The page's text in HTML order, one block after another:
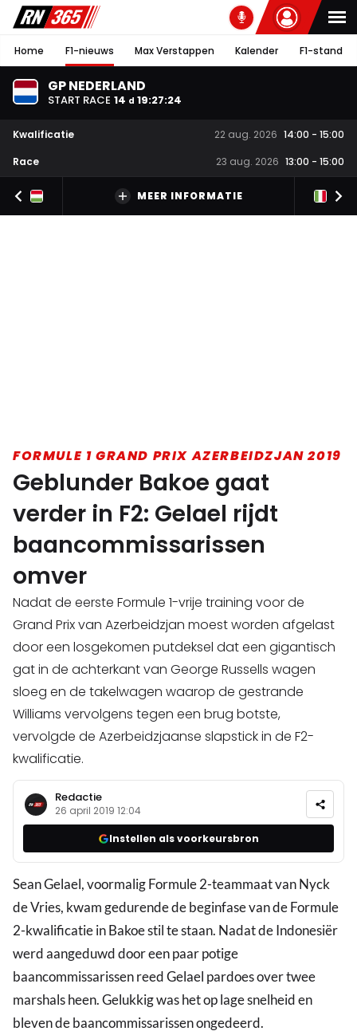
Home F1-nieuws Max Verstappen Kalender F1-stand
GP NEDERLAND
START RACE 14 d 19:27:23
Kwalificatie 22 aug. 2026 14:00 - 15:00
Race
23 aug. 2026 13:00 - 15:00
MEER INFORMATIE
FORMULE 1 GRAND PRIX AZERBEIDZJAN 2019
Geblunder Bakoe gaat
verder in F2: Gelael rijdt
baancommissarissen
omver
Nadat de eerste Formule 1-vrije training voor de
Grand Prix van Azerbeidzjan moest worden afgelast
door een losgekomen putdeksel dat een gigantisch
gat in de achterkant van George Russells wagen
sloeg en de takelwagen waarop de gestrande
Williams vervolgens tegen een brug botste,
vervolgde de Azerbeidzjaanse slapstick in de F2-
kwalificatie.
Redactie
26 april 2019 12:04
Instellen als voorkeursbron
Sean Gelael, voormalig Formule 2-teammaat van Nyck
de Vries, kwam gedurende de beginfase van de Formule
2-kwalificatie in Bakoe stil te staan. Nadat de Indonesiër
werd aangeduwd door een paar potige
baancommissarissen reed Gelael pardoes over twee
marshals heen. Gelukkig was het op lage snelheid en
bleven de baancommissarissen ongedeerd.